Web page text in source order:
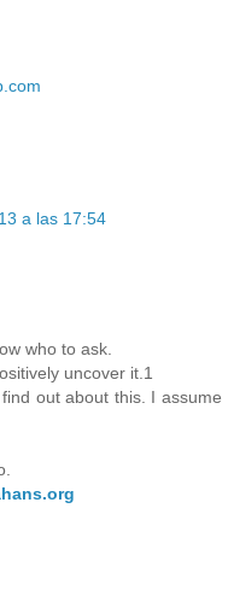
a las 17:54
who to ask.
uncover it.1
out about this. I assume